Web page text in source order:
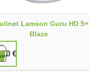
Lamson Guru HD 5+
Blaze
€